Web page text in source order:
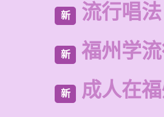
新 流行唱
新 福州学
新 成人在